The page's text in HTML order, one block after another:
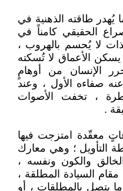
يُهدر طاقته الذهنية في
الحقيقي كامناً في
لا يُحسم بالهروب ،
يسكن الأعماق لا تُسكته
الإنسان من أوهامٍ
صفاءه الأول ، وعند
، تخفت الأصوات
.
معقّدة امتزجت فيها
التأويل ؛ وهي معارك
والكون ونفسه ،
السيادة المطلقة ،
يتصل بالمطلقات ، أو